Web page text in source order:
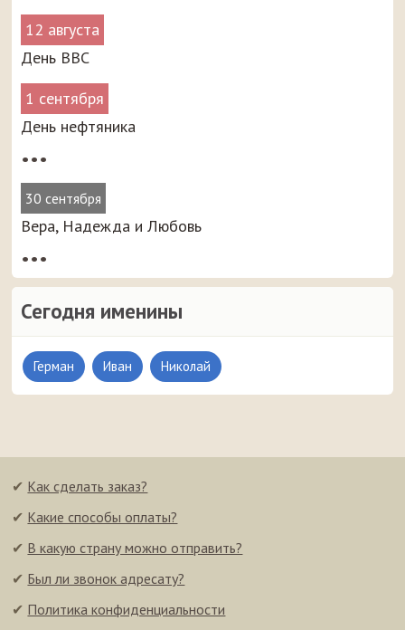
12 августа
День ВВС
1 сентября
День нефтяника
•••
30 сентября
Вера, Надежда и Любовь
•••
Сегодня именины
Герман Иван Николай
✔ Как сделать заказ?
✔ Какие способы оплаты?
✔ В какую страну можно отправить?
✔ Был ли звонок адресату?
✔ Политика конфиденциальности